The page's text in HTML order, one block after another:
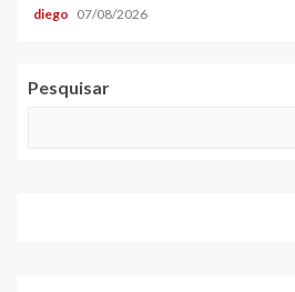
diego 07/08/2026
Pesquisar